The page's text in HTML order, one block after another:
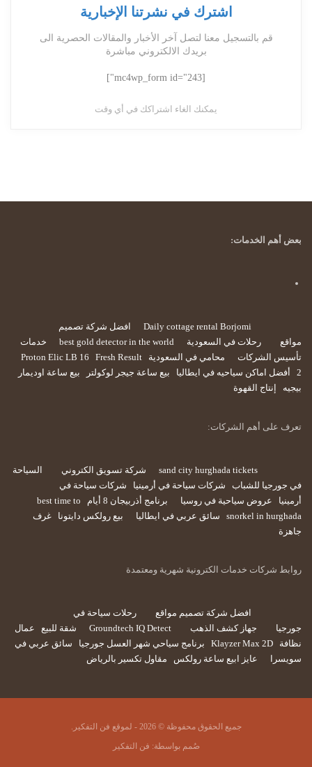
اشترك في نشرتنا الإخبارية
قم بالتسجيل معنا لتصل آخر الأخبار والمقالات الحصرية الى
بريدك الالكتروني مباشرة
[mc4wp_form id="243"]
يمكنك الغاء اشتراكك في أي وقت
بعض أهم الخدمات:
Daily cottage rental Borjomi
افضل شركة تصميم
مواقع
رحلات في السعودية best gold detector in the world
خدمات
تأسيس الشركات
محامي في السعودية Proton Elic LB 16
Fresh Result
2
أفضل اماكن سياحيه في ايطاليا بيع ساعة جيجر لوكولتر
بيع ساعة اوديمار
بيجيه
إنتاج القهوة
تعرف على أهم الشركات:
sand city hurghada tickets شركة تسويق الكتروني
السياحة
في جورجيا للشباب
شركات سياحة في أرمينيا
شركات سياحة في
أرمينيا
عروض سياحية في روسيا برنامج أذربيجان 8 أيام
best time to
snorkel in hurghada
سائق عربي في ايطاليا بيع رولكس دايتونا
غرف
جاهزة
روابط شركات خدمات الكترونية شهرية ومعتمدة
افضل شركة تصميم مواقع
رحلات سياحة في
جورجيا
جهاز كشف الذهب Groundtech IQ Detect شقة للبيع
عمال
نظافة
Klayzer Max 2D برنامج سياحي شهر العسل جورجيا
سائق عربي في
سويسرا
عايز ابيع ساعة رولكس مقاول تكسير بالرياض
جميع الحقوق محفوظة © 2026 - لموقع فن التفكير.
صُمم بواسطة: فن التفكير